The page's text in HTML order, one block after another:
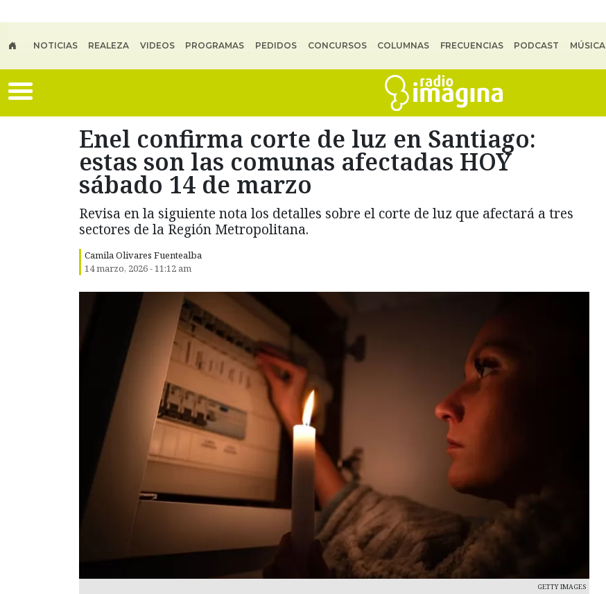
NOTICIAS REALEZA VIDEOS PROGRAMAS PEDIDOS CONCURSOS COLUMNAS FRECUENCIAS PODCAST MÚSICA
Enel confirma corte de luz en Santiago:
estas son las comunas afectadas HOY
sábado 14 de marzo
Revisa en la siguiente nota los detalles sobre el corte de luz que afectará a tres
sectores de la Región Metropolitana.
Camila Olivares Fuentealba
14 marzo, 2026 - 11:12 am
GETTY IMAGES